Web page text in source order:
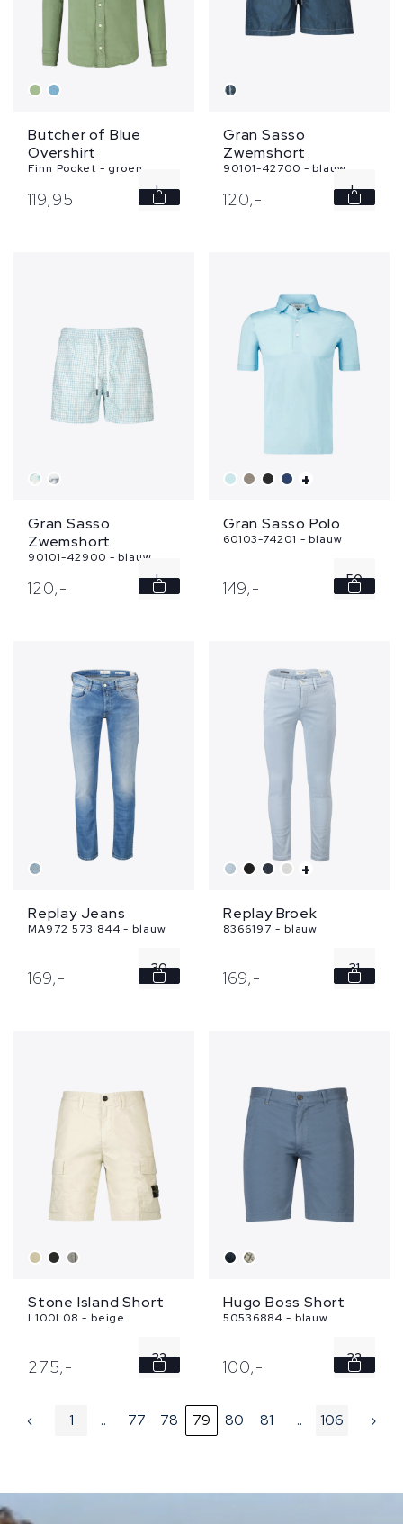
Butcher of Blue
Overshirt
Finn Pocket - groen
119,95 L
Gran Sasso
Zwemshort
90101-42700 - blauw
120,- L
Gran Sasso
Zwemshort
90101-42900 - blauw
120,- L
+
Gran Sasso Polo
60103-74201 - blauw
149,- 50
Replay Jeans
MA972 573 844 - blauw
169,- 30
36
...
+
Replay Broek
8366197 - blauw
169,- 31
Stone Island Short
L100L08 - beige
275,- 32
Hugo Boss Short
50536884 - blauw
100,- 32
‹ 1 .. 77 78 79 80 81 .. 106 ›